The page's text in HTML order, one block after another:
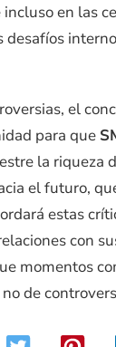
en las
desafíos
el
para que
la riqueza
el futuro,
estas
con
momentos
de